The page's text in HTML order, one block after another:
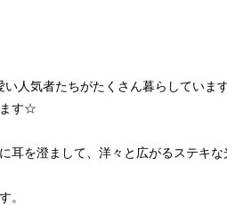
人気者たちがたくさん暮らしています
ます☆
耳を澄まして、洋々と広がるステキ
。